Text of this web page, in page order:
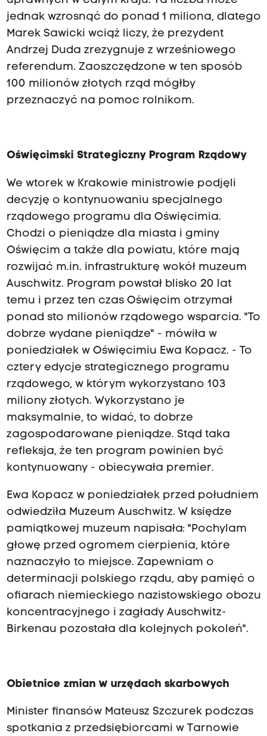
jednak wzrosnąć do ponad 1 miliona, dlatego
Marek Sawicki wciąż liczy, że prezydent
Andrzej Duda zrezygnuje z wrześniowego
referendum. Zaoszczędzone w ten sposób
100 milionów złotych rząd mógłby
przeznaczyć na pomoc rolnikom.
Oświęcimski Strategiczny Program Rządowy
We wtorek w Krakowie ministrowie podjęli
decyzję o kontynuowaniu specjalnego
rządowego programu dla Oświęcimia.
Chodzi o pieniądze dla miasta i gminy
Oświęcim a także dla powiatu, które mają
rozwijać m.in. infrastrukturę wokół muzeum
Auschwitz. Program powstał blisko 20 lat
temu i przez ten czas Oświęcim otrzymał
ponad sto milionów rządowego wsparcia. "To
dobrze wydane pieniądze" - mówiła w
poniedziałek w Oświęcimiu Ewa Kopacz. - To
cztery edycje strategicznego programu
rządowego, w którym wykorzystano 103
miliony złotych. Wykorzystano je
maksymalnie, to widać, to dobrze
zagospodarowane pieniądze. Stąd taka
refleksja, że ten program powinien być
kontynuowany - obiecywała premier.
Ewa Kopacz w poniedziałek przed południem
odwiedziła Muzeum Auschwitz. W księdze
pamiątkowej muzeum napisała: "Pochylam
głowę przed ogromem cierpienia, które
naznaczyło to miejsce. Zapewniam o
determinacji polskiego rządu, aby pamięć o
ofiarach niemieckiego nazistowskiego obozu
koncentracyjnego i zagłady Auschwitz-
Birkenau pozostała dla kolejnych pokoleń".
Obietnice zmian w urzędach skarbowych
Minister finansów Mateusz Szczurek podczas
spotkania z przedsiębiorcami w Tarnowie